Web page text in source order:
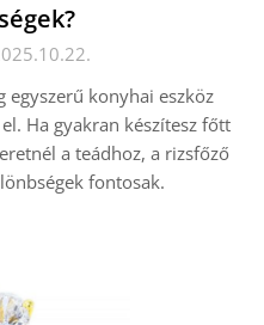
egyszerű konyhai eszköz
Ha gyakran készítesz főtt
a teádhoz, a rizsfőző
fontosak.